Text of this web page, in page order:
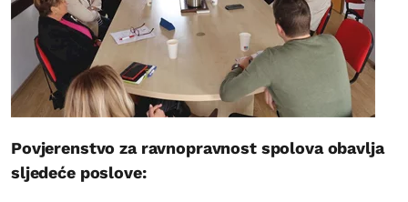
Povjerenstvo za ravnopravnost spolova obavlja
sljedeće poslove: